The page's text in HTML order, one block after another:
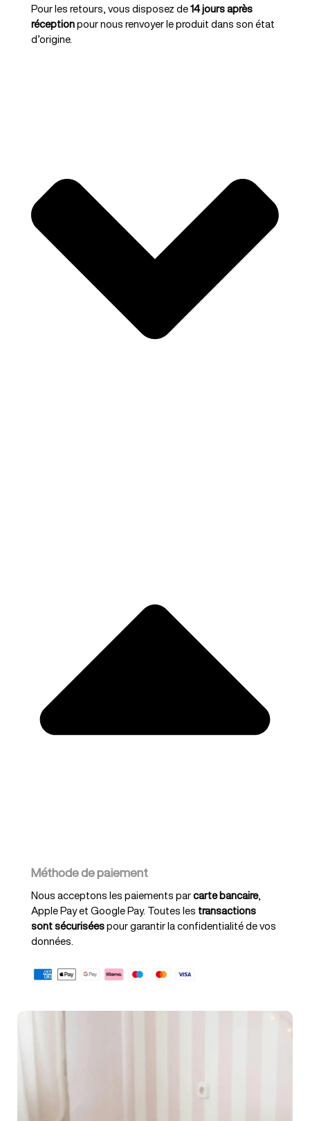
Pour les retours, vous disposez de14 jours après
réceptionpour nous renvoyer le produit dans son état
d’origine.
Méthode de paiement
Nous acceptons les paiements parcarte bancaire,
Apple Pay et Google Pay. Toutes les transactions
sont sécuriséespour garantir la confidentialité de vos
données.